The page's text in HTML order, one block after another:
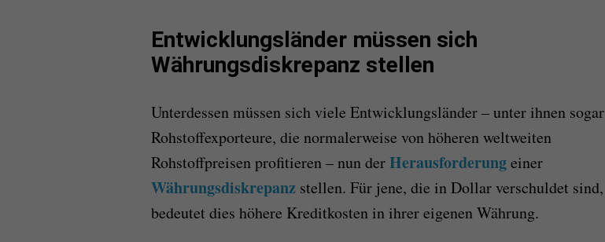
Entwicklungsländer müssen sich
Währungsdiskrepanz stellen
Unterdessen müssen sich viele Entwicklungsländer – unter ihnen sogar
Rohstoffexporteure, die normalerweise von höheren weltweiten
Rohstoffpreisen profitieren – nun derHerausforderungeiner
Währungsdiskrepanz stellen. Für jene, die in Dollar verschuldet sind,
bedeutet dies höhere Kreditkosten in ihrer eigenen Währung.